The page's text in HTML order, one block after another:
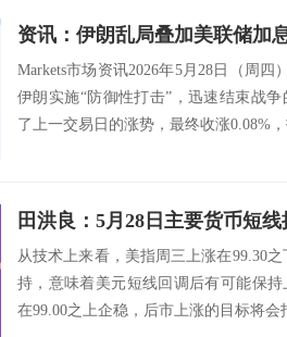
Markets市场资讯2026年5月28日（周
伊朗实施“防御性打击”，迅速结束战
了上一交易日的涨势，最终收涨0.08%
田洪良：5月28日主要货币
从技术上来看，美指周三上涨在99.30
持，意味着美元短线回调后有可能保
在99.00之上企稳，后市上涨的目标将会